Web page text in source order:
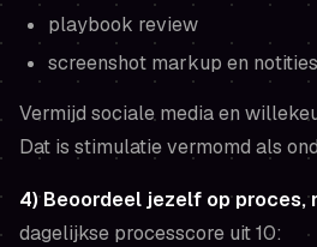
playbook review
screenshot markup en notities
Vermijd sociale media en
Dat is stimulatie vermomd als
4) Beoordeel jezelf op proces,
dagelijkse processcore uit 10: